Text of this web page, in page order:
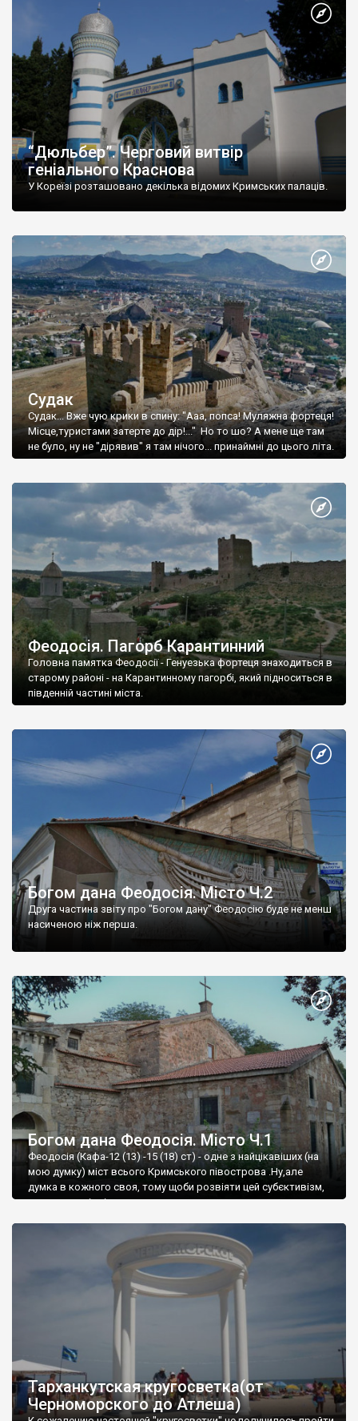
“Дюльбер”. Черговий витвір
геніального Краснова
У Кореїзі розташовано декілька відомих Кримських палаців.
Судак
Судак... Вже чую крики в спину: "Ааа, попса! Муляжна фортеця!
Місце,туристами затерте до дір!..." Но то шо? А мене ще там
не було, ну не "дірявив" я там нічого... принаймні до цього літа.
Феодосія. Пагорб Карантинний
Головна памятка Феодосії - Генуезька фортеця знаходиться в
старому районі - на Карантинному пагорбі, який підноситься в
південній частині міста.
Богом дана Феодосія. Місто Ч.2
Друга частина звіту про "Богом дану" Феодосію буде не менш
насиченою ніж перша.
Богом дана Феодосія. Місто Ч.1
Феодосія (Кафа-12 (13) -15 (18) ст) - одне з найцікавіших (на
мою думку) міст всього Кримського півострова .Ну,але
думка в кожного своя, тому щоби розвіяти цей субєктивізм,
запрошую відвідати це
Тарханкутская кругосветка(от
Черноморского до Атлеша)